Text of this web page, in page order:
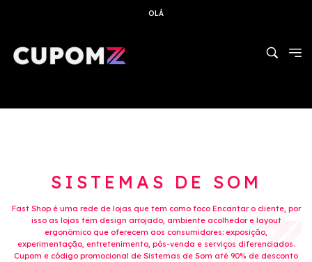
OLÁ
SISTEMAS DE SOM
Fast Shop é uma rede de lojas que tem como foco Encantar o cliente, por
isso as lojas têm design arrojado, ambiente acolhedor e layout
ergonômico que oferecem aos consumidores: exposição,
experimentação, entretenimento, pós-venda e serviços diferenciados.
Cupom e código promocional de Sistemas de Som até 90% de desconto